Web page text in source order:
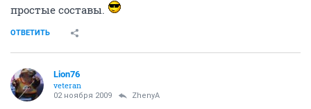
простые составы.
ОТВЕТИТЬ
Lion76
veteran
02 ноября 2009 ZhenyA